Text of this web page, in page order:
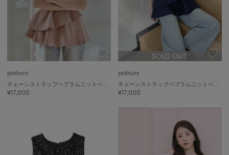
poláura
チェーンストラップペプラムニットベアトップ
¥17,000
SOLD OUT
poláura
チェーンストラップペプラムニットベアトップ
¥17,000